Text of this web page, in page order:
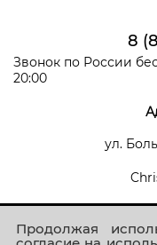
Продолжая
8
Звонок по России
20:00
ул.